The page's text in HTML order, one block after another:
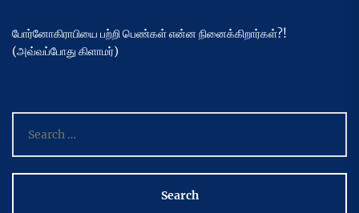
போர்னோகிராபியை பற்றி பெண்கள் என்ன நினைக்கிறார்கள்?!
(அவ்வப்போது கிளாமர்)
for: